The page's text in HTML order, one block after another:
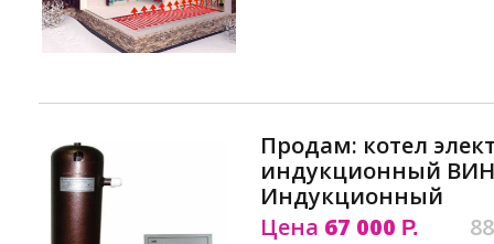
Продам: котел
индукционный ВИН
Индукционный
Цена 67 000 Р.